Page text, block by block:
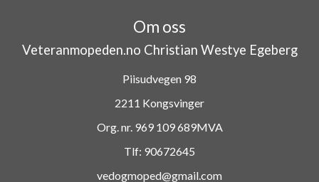
Om oss
Veteranmopeden.no Christian Westye Egeberg
Piisudvegen 98
2211 Kongsvinger
Org. nr. 969 109 689MVA
Tlf: 90672645
vedogmoped@gmail.com